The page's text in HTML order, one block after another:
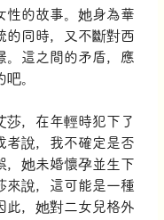
性的故事。她身為華
的同時，又不斷對西
。這之間的矛盾，應
。
莎，在年輕時犯下了
說，我不確定是否
，她未婚懷孕並生下
來說，這可能是一種
此，她對二女兒格外